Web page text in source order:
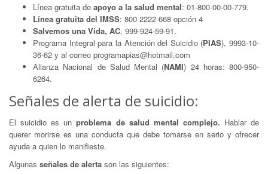
Línea gratuita de apoyo a la salud mental: 01-800-00-00-779.
Línea gratuita del IMSS: 800 2222 668 opción 4
Salvemos una Vida, AC, 999-924-59-91.
Programa Integral para la Atención del Suicidio (PIAS), 9993-10-
36-62 y al correo programapias@hotmail.com
Alianza Nacional de Salud Mental (NAMI) 24 horas: 800-950-
6264.
Señales de alerta de suicidio:
El suicidio es un problema de salud mental complejo. Hablar de
querer morirse es una conducta que debe tomarse en serio y ofrecer
ayuda a quien lo manifieste.
Algunas señales de alerta son las siguientes: